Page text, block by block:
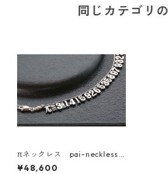
同じカテゴリ
πネックレス pai-neckless S
ILVER925
¥48,600